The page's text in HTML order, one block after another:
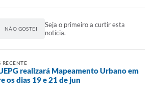
NÃO GOSTEI
Seja o primeiro a curtir esta
notícia.
realizará Mapeamento Urbano em
os dias 19 e 21 de jun